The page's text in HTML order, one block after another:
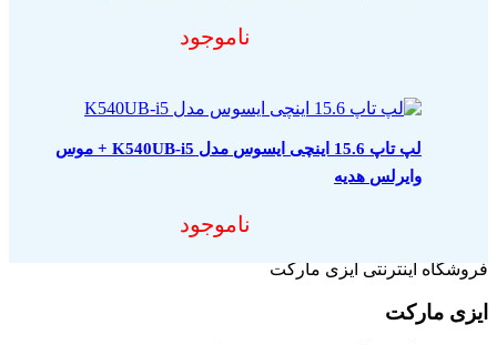
ناموجود
لپ تاپ 15.6 اینچی ایسوس مدل K540UB-i5 + موس
وایرلس هدیه
ناموجود
فروشگاه اینترنتی ایزی مارکت
ایزی مارکت